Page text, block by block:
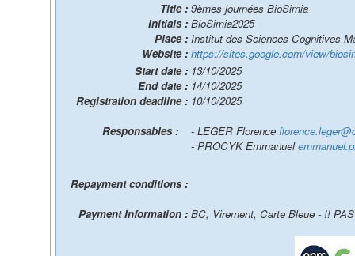
Title : 9èmes journées BioSimia
Initials : BioSimia2025
Place : Institut des Sciences Cognitives
Website : https://sites.google.com/view/
Start date : 13/10/2025
End date : 14/10/2025
Registration deadline : 10/10/2025
- LEGER Florence
- PROCYK Emmanuel
Repayment conditions :
Payment Information : BC, Virement, Carte Bleue - !!